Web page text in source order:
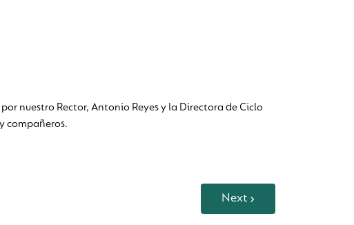
nuestro Rector, Antonio Reyes y la Directora de Ciclo
compañeros.
Next